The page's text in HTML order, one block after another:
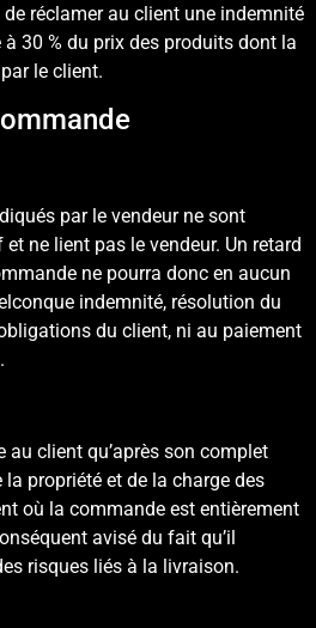
réclamer au client une indemnité
30 % du prix des produits dont la
le client.
par le vendeur ne sont
ne lient pas le vendeur. Un retard
ne pourra donc en aucun
indemnité, résolution du
du client, ni au paiement
au client qu’après son complet
propriété et de la charge des
où la commande est entièrement
avisé du fait qu’il
risques liés à la livraison.